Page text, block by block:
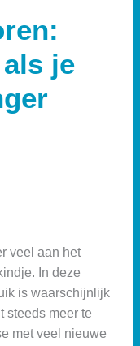
je
veel aan het
In deze
is waarschijnlijk
steeds meer te
met veel nieuwe